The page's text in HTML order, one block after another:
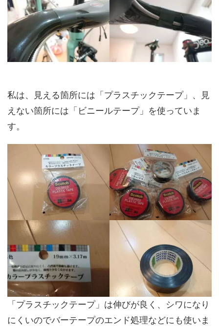
私は、見える箇所には「プラスチックテープ」、見
えない箇所には「ビニールテープ」を使っていま
す。
「プラスチックテープ」は伸びが良く、シワになり
にくいのでバーテープのエンド処理などにも使いま